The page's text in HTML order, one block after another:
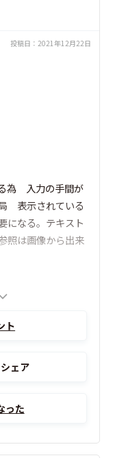
投稿日： 2021年12月22日
為 入力の手間が
表示されている
なる。テキスト
は画像から出来
ト
ェア
った